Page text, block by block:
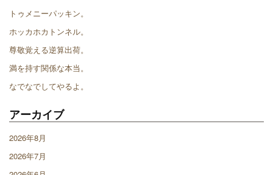
トゥメニーパッキン。
ホッカホカトンネル。
尊敬覚える逆算出荷。
満を持す関係な本当。
なでなでしてやるよ。
アーカイブ
2026年8月
2026年7月